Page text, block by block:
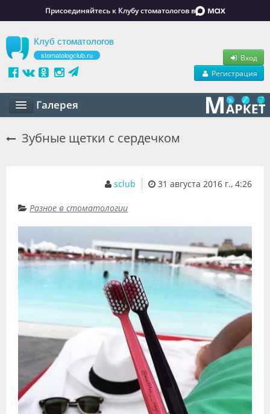
Присоединяйтесь к Клубу стоматологов в
Клуб стоматологов
stomatologclub.ru
Вход
Регистрация
Галерея
Вакансии
Резюме
Объявления
Клиники
Специалисты
Галерея
Блоги
Зубные щетки с сердечком
31 августа 2016 г., 4:26
sclub
Разное в стоматологии